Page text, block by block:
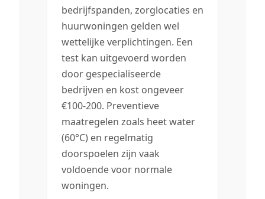
bedrijfspanden, zorglocaties en
huurwoningen gelden wel
wettelijke verplichtingen. Een
test kan uitgevoerd worden
door gespecialiseerde
bedrijven en kost ongeveer
€100-200. Preventieve
maatregelen zoals heet water
(60°C) en regelmatig
doorspoelen zijn vaak
voldoende voor normale
woningen.